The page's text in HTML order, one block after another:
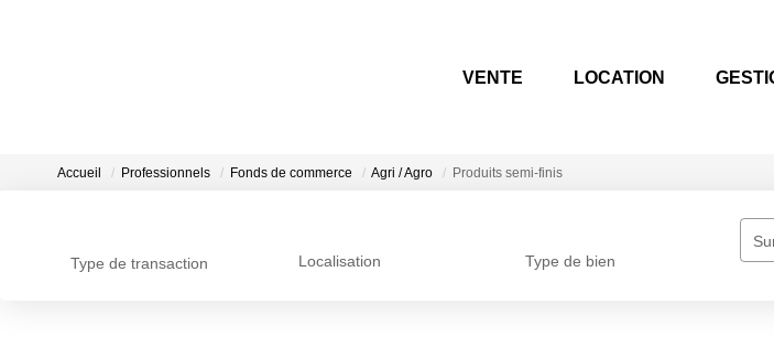
VENTE LOCATION
Accueil Professionnels Fonds de commerce Agri / Agro Produits semi-finis
Type de transaction Localisation Type de bien